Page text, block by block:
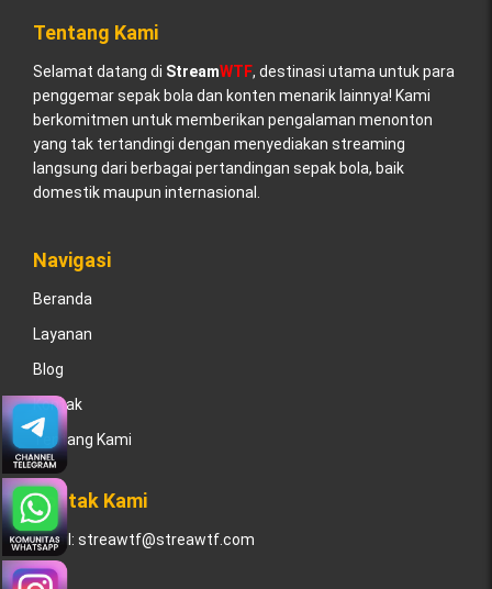
Tentang Kami
Selamat datang di StreamWTF, destinasi utama untuk para
penggemar sepak bola dan konten menarik lainnya! Kami
berkomitmen untuk memberikan pengalaman menonton
yang tak tertandingi dengan menyediakan streaming
langsung dari berbagai pertandingan sepak bola, baik
domestik maupun internasional.
Navigasi
Beranda
Layanan
Blog
Kontak
Tentang Kami
Kontak Kami
Email: streawtf@streawtf.com